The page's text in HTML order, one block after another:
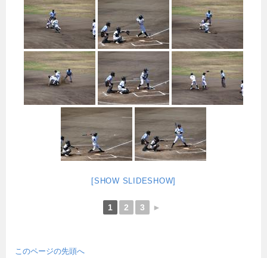
[SHOW SLIDESHOW]
1 2 3 ►
このページの先頭へ